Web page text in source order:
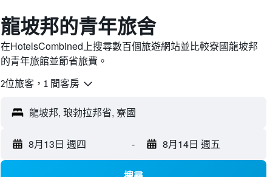
龍坡邦的青年旅舍
在HotelsCombined上搜尋數百個旅遊網站並比較寮國龍坡邦
的青年旅館並節省旅費。
2位旅客，1 間客房
8月13日 週四 - 8月14日 週五